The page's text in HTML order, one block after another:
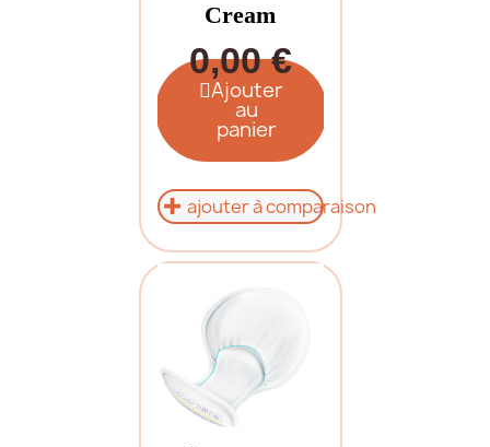
Cream
0,00 €
Ajouter
au
panier
ajouter à comparaison